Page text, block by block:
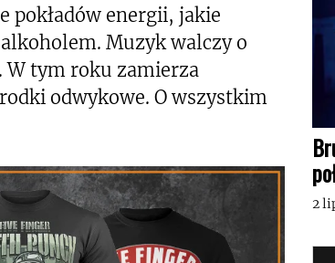
pokładów energii, jakie
Muzyk walczy o
W tym roku zamierza
odwykowe. O wszystkim
2